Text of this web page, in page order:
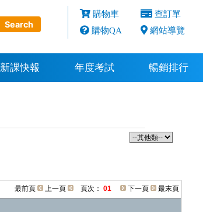
購物車
查訂單
購物QA
網站導覽
新課快報 年度考試 暢銷排行
最前頁 上一頁 頁次： 01 下一頁 最末頁